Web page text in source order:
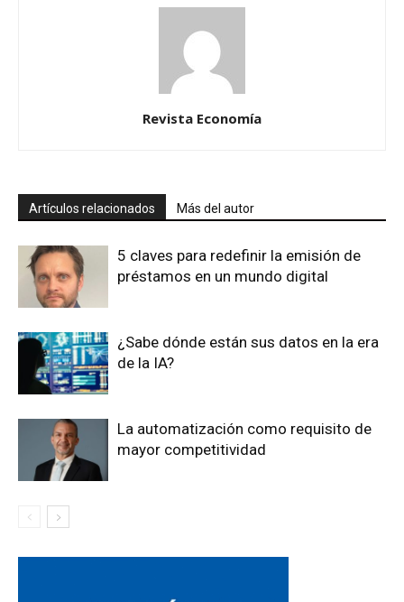
Revista Economía
Artículos relacionados Más del autor
5 claves para redefinir la emisión de
préstamos en un mundo digital
¿Sabe dónde están sus datos en la era
de la IA?
La automatización como requisito de
mayor competitividad